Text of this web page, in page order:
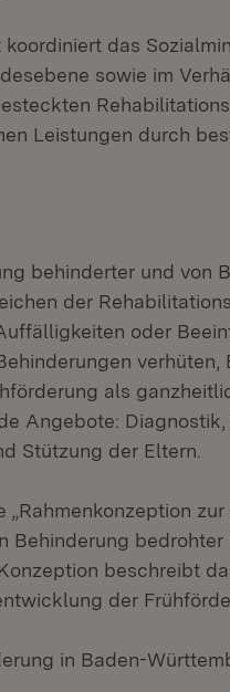
das
sowie im
Leistungen durch
behinderter und von
der
oder
verhüten,
als
Angebote:
Stützung der Eltern.
Behinderung
beschreibt
der
in Baden-